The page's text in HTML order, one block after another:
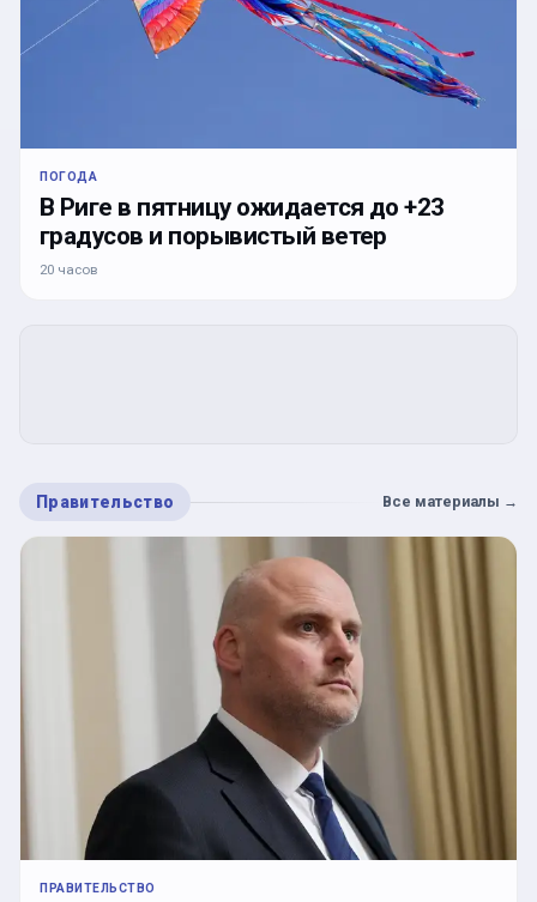
ПОГОДА
В Риге в пятницу ожидается до +23
градусов и порывистый ветер
20 часов
Правительство Все материалы →
ПРАВИТЕЛЬСТВО